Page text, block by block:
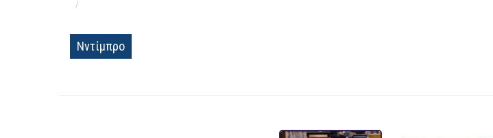
Νντίμπρο